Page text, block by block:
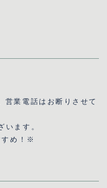
業電話はお断りさせて
います。
すめ！※